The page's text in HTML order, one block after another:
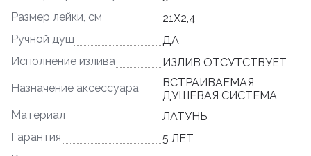
Размер лейки, см
21Х2,4
Ручной душ
ДА
Исполнение излива
ИЗЛИВ ОТСУТСТВУЕТ
Назначение аксессуара
ВСТРАИВАЕМАЯ
ДУШЕВАЯ СИСТЕМА
Материал
ЛАТУНЬ
Гарантия
5 ЛЕТ